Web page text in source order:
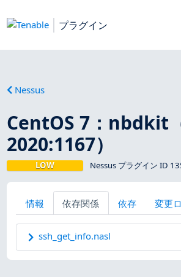
プラグイン
Nessus
CentOS 7：nbdkit
2020:1167）
LOW Nessus プラグイン ID
情報 依存関係 依存 変更
ssh_get_info.nasl